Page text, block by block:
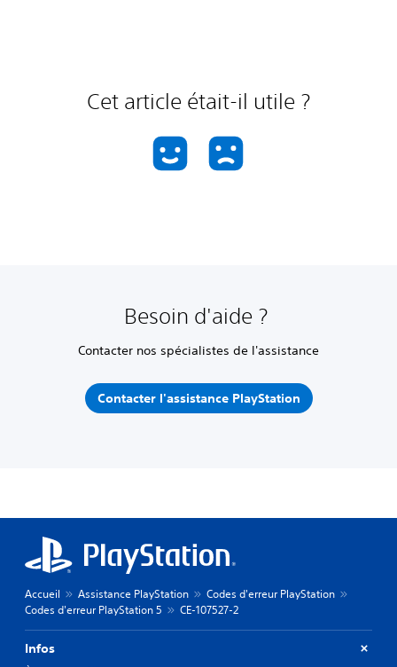
Cet article était-il utile ?
Besoin d'aide ?
Contacter nos spécialistes de l'assistance
Contacter l'assistance PlayStation
Accueil Assistance PlayStation
Codes d'erreur PlayStation
Codes d'erreur PlayStation 5
CE-107527-2
Infos